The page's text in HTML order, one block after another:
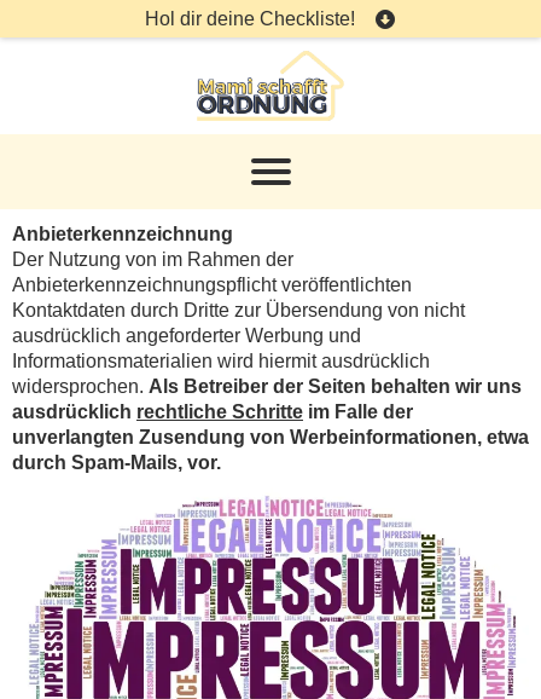
Hol dir deine Checkliste!
Anbieterkennzeichnung
Der Nutzung von im Rahmen der
Anbieterkennzeichnungspflicht veröffentlichten
Kontaktdaten durch Dritte zur Übersendung von nicht
ausdrücklich angeforderter Werbung und
Informationsmaterialien wird hiermit ausdrücklich
widersprochen. Als Betreiber der Seiten behalten wir uns
ausdrücklich rechtliche Schritte im Falle der
unverlangten Zusendung von Werbeinformationen, etwa
durch Spam-Mails, vor.